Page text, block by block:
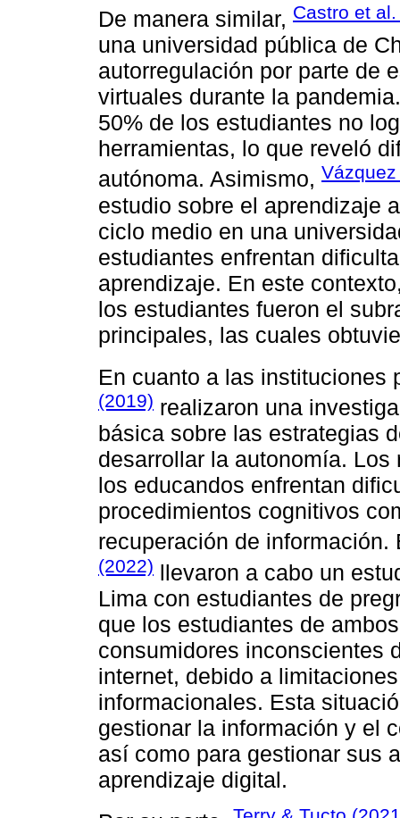
De manera similar, Castro et
una universidad pública de
autorregulación por parte de
virtuales durante la
50% de los estudiantes no
herramientas, lo que reveló
autónoma. Asimismo,
estudio sobre el aprendizaje
ciclo medio en una
estudiantes enfrentan
aprendizaje. En este
los estudiantes fueron el
principales, las cuales
En cuanto a las instituciones
(2019) realizaron una
básica sobre las estrategias
desarrollar la autonomía.
los educandos enfrentan
procedimientos cognitivos
recuperación de
(2022) llevaron a cabo un
Lima con estudiantes de
que los estudiantes de
consumidores inconscientes
internet, debido a
informacionales. Esta
gestionar la información y el
así como para gestionar sus
aprendizaje digital.